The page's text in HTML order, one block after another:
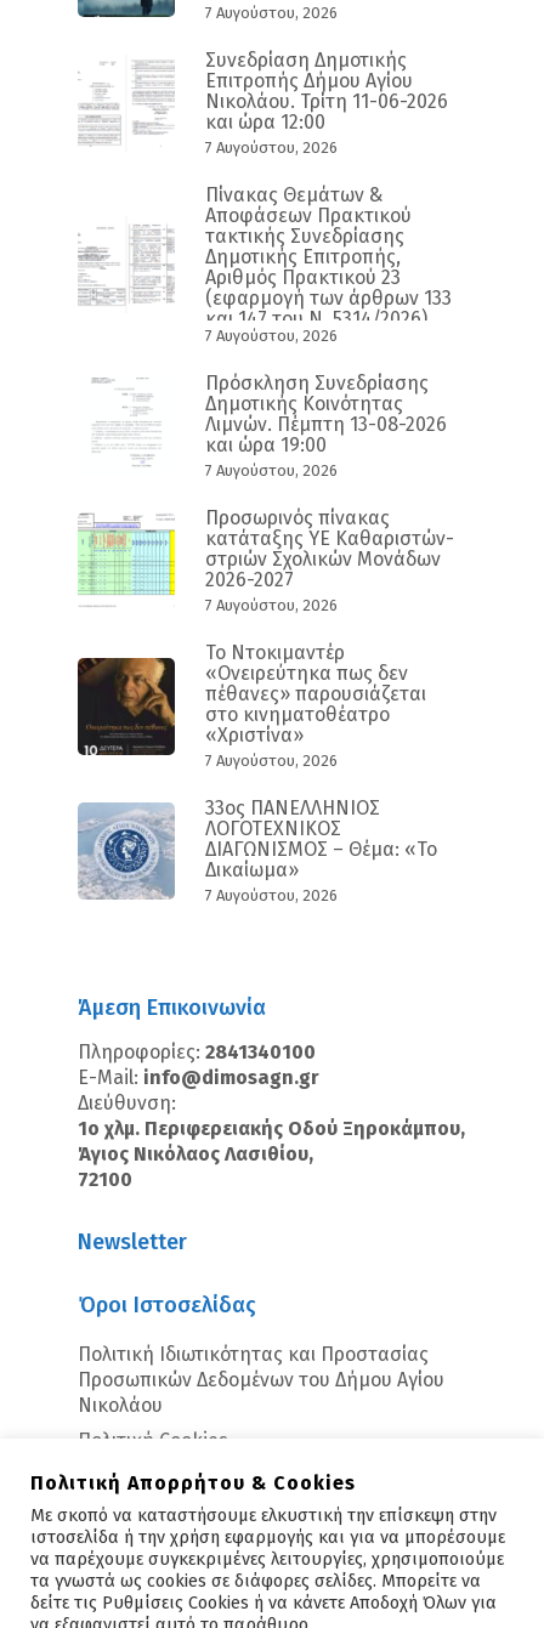
7 Αυγούστου, 2026
Συνεδρίαση Δημοτικής
Επιτροπής Δήμου Αγίου
Νικολάου. Τρίτη 11-06-2026
και ώρα 12:00
7 Αυγούστου, 2026
Πίνακας Θεμάτων &
Αποφάσεων Πρακτικού
τακτικής Συνεδρίασης
Δημοτικής Επιτροπής,
Αριθμός Πρακτικού 23
(εφαρμογή των άρθρων 133
και 147 του Ν. 5314/2026)
7 Αυγούστου, 2026
Πρόσκληση Συνεδρίασης
Δημοτικής Κοινότητας
Λιμνών. Πέμπτη 13-08-2026
και ώρα 19:00
7 Αυγούστου, 2026
Προσωρινός πίνακας
κατάταξης ΥΕ Καθαριστών-
στριών Σχολικών Μονάδων
2026-2027
7 Αυγούστου, 2026
Το Ντοκιμαντέρ
«Ονειρεύτηκα πως δεν
πέθανες» παρουσιάζεται
στο κινηματοθέατρο
«Χριστίνα»
7 Αυγούστου, 2026
33ος ΠΑΝΕΛΛΗΝΙΟΣ
ΛΟΓΟΤΕΧΝΙΚΟΣ
ΔΙΑΓΩΝΙΣΜΟΣ – Θέμα: «Το
Δικαίωμα»
7 Αυγούστου, 2026
Άμεση Επικοινωνία
Πληροφορίες: 2841340100
E-Mail: info@dimosagn.gr
Διεύθυνση:
1ο χλμ. Περιφερειακής Οδού Ξηροκάμπου,
Άγιος Νικόλαος Λασιθίου,
72100
Newsletter
Όροι Ιστοσελίδας
Πολιτική Ιδιωτικότητας και Προστασίας
Προσωπικών Δεδομένων του Δήμου Αγίου
Νικολάου
Πολιτική Cookies
Copyright © 2026 - Άγιος Νικόλαος
Πολιτική Απορρήτου & Cookies
Με σκοπό να καταστήσουμε ελκυστική την επίσκεψη στην
ιστοσελίδα ή την χρήση εφαρμογής και για να μπορέσουμε
να παρέχουμε συγκεκριμένες λειτουργίες, χρησιμοποιούμε
τα γνωστά ως cookies σε διάφορες σελίδες. Μπορείτε να
δείτε τις Ρυθμίσεις Cookies ή να κάνετε Αποδοχή Όλων για